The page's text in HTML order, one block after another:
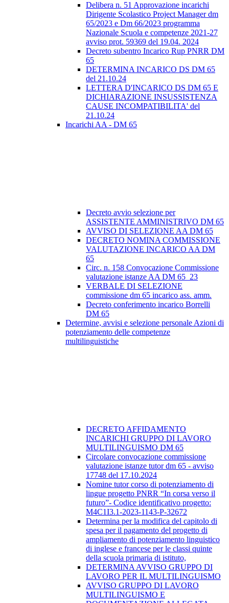
Delibera n. 51 Approvazione incarichi
Dirigente Scolastico Project Manager dm
65/2023 e Dm 66/2023 programma
Nazionale Scuola e competenze 2021-27
avviso prot. 59369 del 19.04. 2024
Decreto subentro Incarico Rup PNRR DM
65
DETERMINA INCARICO DS DM 65
del 21.10.24
LETTERA D'INCARICO DS DM 65 E
DICHIARAZIONE INSUSSISTENZA
CAUSE INCOMPATIBILITA' del
21.10.24
Incarichi AA - DM 65
Decreto avvio selezione per
ASSISTENTE AMMINISTRIVO DM 65
AVVISO DI SELEZIONE AA DM 65
DECRETO NOMINA COMMISSIONE
VALUTAZIONE INCARICO AA DM
65
Circ. n. 158 Convocazione Commissione
valutazione istanze AA DM 65_23
VERBALE DI SELEZIONE
commissione dm 65 incarico ass. amm.
Decreto conferimento incarico Borrelli
DM 65
Determine, avvisi e selezione personale Azioni di
potenziamento delle competenze
multilinguistiche
DECRETO AFFIDAMENTO
INCARICHI GRUPPO DI LAVORO
MULTILINGUISMO DM 65
Circolare convocazione commissione
valutazione istanze tutor dm 65 - avviso
17748 del 17.10.2024
Nomine tutor corso di potenziamento di
lingue progetto PNRR “In corsa verso il
futuro”- Codice identificativo progetto:
M4C1I3.1-2023-1143-P-32672
Determina per la modifica del capitolo di
spesa per il pagamento del progetto di
ampliamento di potenziamento linguistico
di inglese e francese per le classi quinte
della scuola primaria di istituto,
DETERMINA AVVISO GRUPPO DI
LAVORO PER IL MULTILINGUISMO
AVVISO GRUPPO DI LAVORO
MULTILINGUISMO E